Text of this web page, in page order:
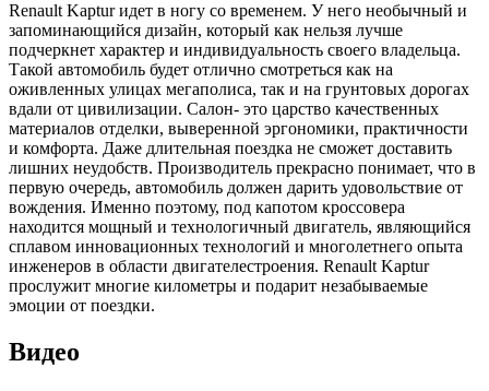
Renault Kaptur идет в ногу со временем. У него необычный и
запоминающийся дизайн, который как нельзя лучше
подчеркнет характер и индивидуальность своего владельца.
Такой автомобиль будет отлично смотреться как на
оживленных улицах мегаполиса, так и на грунтовых дорогах
вдали от цивилизации. Салон- это царство качественных
материалов отделки, выверенной эргономики, практичности
и комфорта. Даже длительная поездка не сможет доставить
лишних неудобств. Производитель прекрасно понимает, что в
первую очередь, автомобиль должен дарить удовольствие от
вождения. Именно поэтому, под капотом кроссовера
находится мощный и технологичный двигатель, являющийся
сплавом инновационных технологий и многолетнего опыта
инженеров в области двигателестроения. Renault Kaptur
прослужит многие километры и подарит незабываемые
эмоции от поездки.
Видео